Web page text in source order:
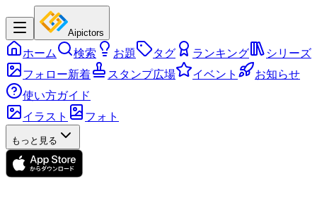
Aipictors
ホーム 検索 お題 タグ ランキング
シリーズ
フォロー新着
スタンプ広場 イベント
お知らせ
使い方ガイド
イラスト
フォト
もっと見る